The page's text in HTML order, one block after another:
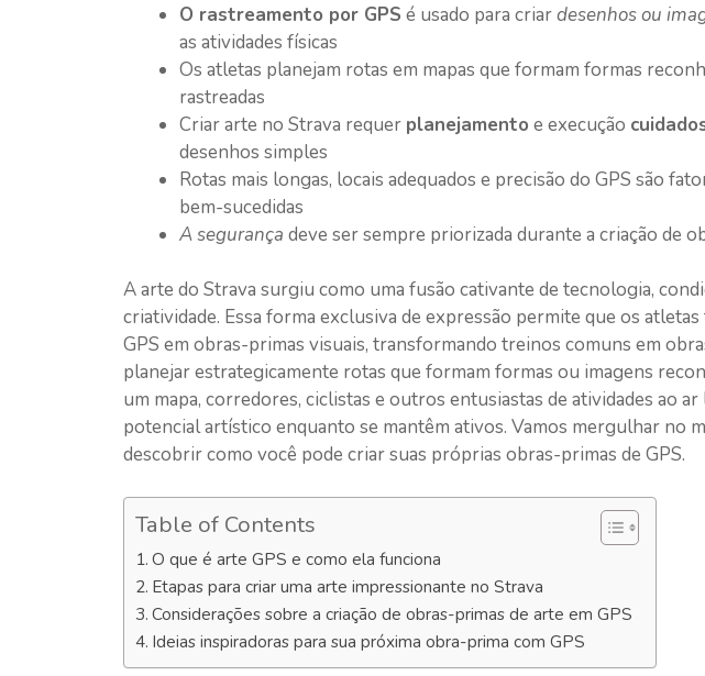
O rastreamento por GPS é usado para criardesenhos ou
as atividades físicas
Os atletas planejam rotas em mapas que formam formas
rastreadas
Criar arte no Strava requer planejamento e execução
desenhos simples
Rotas mais longas, locais adequados e precisão do GPS são
bem-sucedidas
A segurança deve ser sempre priorizada durante a criação de
A arte do Strava surgiu como uma fusão cativante de tecnologia,
criatividade. Essa forma exclusiva de expressão permite que os
GPS em obras-primas visuais, transformando treinos comuns em
planejar estrategicamente rotas que formam formas ou imagens
um mapa, corredores, ciclistas e outros entusiastas de atividades ao
potencial artístico enquanto se mantêm ativos. Vamos mergulhar no
descobrir como você pode criar suas próprias obras-primas de GPS.
Table of Contents
O que é arte GPS e como ela funciona
Etapas para criar uma arte impressionante no Strava
Considerações sobre a criação de obras-primas de arte em GPS
Ideias inspiradoras para sua próxima obra-prima com GPS